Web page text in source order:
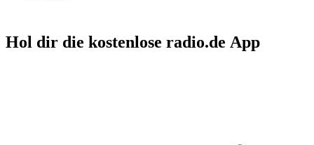
Hol dir die kostenlose radio.de App